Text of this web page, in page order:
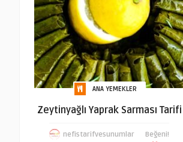
ANA YEMEKLER
Zeytinyağlı Yaprak Sarması Tarifi
nefistarifvesunumlar
Beğeni!